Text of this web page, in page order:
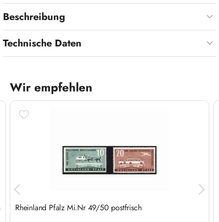
Beschreibung
Technische Daten
Wir empfehlen
Produktgalerie überspringen
Rheinland Pfalz Mi.Nr 49/50 postfrisch